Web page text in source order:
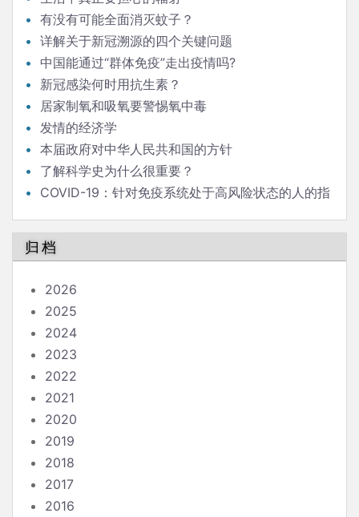
有没有可能全面消灭蚊子？
详解关于新冠溯源的四个关键问题
中国能通过“群体免疫”走出疫情吗?
新冠感染何时用抗生素？
居家制氧和吸氧要警惕氧中毒
发情的经济学
本届政府对中华人民共和国的方针
了解科学史为什么很重要？
COVID-19：针对免疫系统处于高风险状态的人的指
归档
2026
2025
2024
2023
2022
2021
2020
2019
2018
2017
2016